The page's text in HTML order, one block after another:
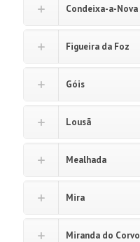
Condeixa-a-Nova
Figueira da Foz
Góis
Lousã
Mealhada
Mira
Miranda do Corvo